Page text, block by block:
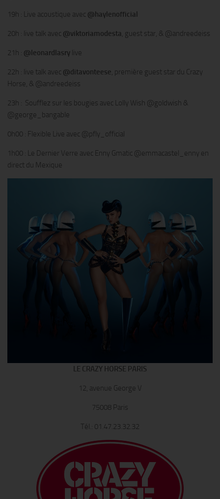
19h : Live acoustique avec @haylenofficial
20h : live talk avec @viktoriamodesta, guest star, & @andreedeiss
21h : @leonardlasry live
22h : live talk avec @ditavonteese, première guest star du Crazy
Horse, & @andreedeiss
23h : Soufflez sur les bougies avec Lolly Wish @goldwish &
@george_bangable
0h00 : Flexible Live avec @pfly_official
1h00 : Le Dernier Verre avec Enny Gmatic @emmacastel_enny en
direct du Mexique
LE CRAZY HORSE PARIS
12, avenue George V
75008 Paris
Tél.: 01.47.23.32.32